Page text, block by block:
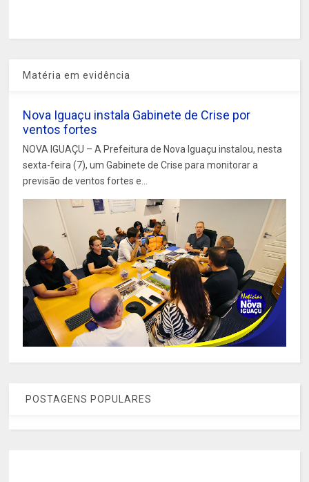
Matéria em evidência
Nova Iguaçu instala Gabinete de Crise por
ventos fortes
NOVA IGUAÇU – A Prefeitura de Nova Iguaçu instalou, nesta
sexta-feira (7), um Gabinete de Crise para monitorar a
previsão de ventos fortes e...
POSTAGENS POPULARES